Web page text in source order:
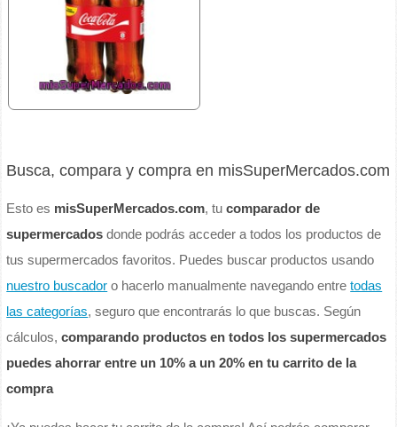
Busca, compara y compra en misSuperMercados.com
Esto es misSuperMercados.com, tucomparador de
supermercados donde podrás acceder a todos los productos de
tus supermercados favoritos. Puedes buscar productos usando
nuestro buscador o hacerlo manualmente navegando entretodas
las categorías, seguro que encontrarás lo que buscas. Según
cálculos,comparando productos en todos los supermercados
puedes ahorrar entre un 10% a un 20% en tu carrito de la
compra